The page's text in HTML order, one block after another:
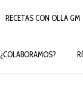
RECETAS CON OLLA GM
¿COLABORAMOS?